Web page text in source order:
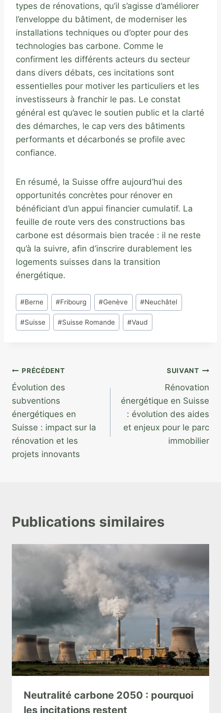
types de rénovations, qu’il s’agisse d’améliorer
l’enveloppe du bâtiment, de moderniser les
installations techniques ou d’opter pour des
technologies bas carbone. Comme le
confirment les différents acteurs du secteur
dans divers débats, ces incitations sont
essentielles pour motiver les particuliers et les
investisseurs à franchir le pas. Le constat
général est qu’avec le soutien public et la clarté
des démarches, le cap vers des bâtiments
performants et décarbonés se profile avec
confiance.
En résumé, la Suisse offre aujourd’hui des
opportunités concrètes pour rénover en
bénéficiant d’un appui financier cumulatif. La
feuille de route vers des constructions bas
carbone est désormais bien tracée : il ne reste
qu’à la suivre, afin d’inscrire durablement les
logements suisses dans la transition
énergétique.
Étiquettes
de
la
#Berne #Fribourg #Genève #Neuchâtel
#Suisse #Suisse Romande #Vaud
Navigation
de
l’article
PRÉCÉDENT
Évolution des
subventions
énergétiques en
Suisse : impact sur la
rénovation et les
projets innovants
SUIVANT
Rénovation
énergétique en Suisse
: évolution des aides
et enjeux pour le parc
immobilier
Publications similaires
Neutralité carbone 2050 : pourquoi
les incitations restent